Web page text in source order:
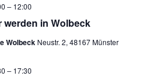
in Wolbeck
– 12:00
Wolbeck Neustr. 2, 48167 Münster
– 17:30